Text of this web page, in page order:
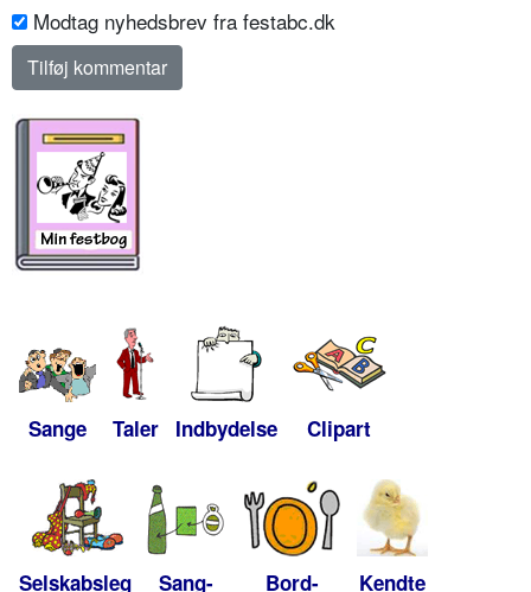
Modtag nyhedsbrev fra festabc.dk
Sange Taler Indbydelse Clipart
Selskabsleg
Sang-
Bord-
Kendte